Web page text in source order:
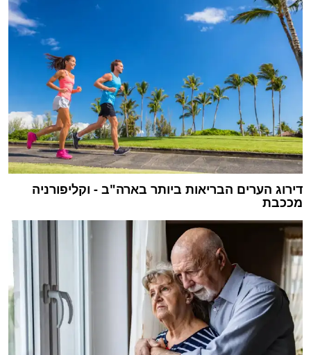
דירוג הערים הבריאות ביותר בארה"ב - וקליפורניה
מככבת